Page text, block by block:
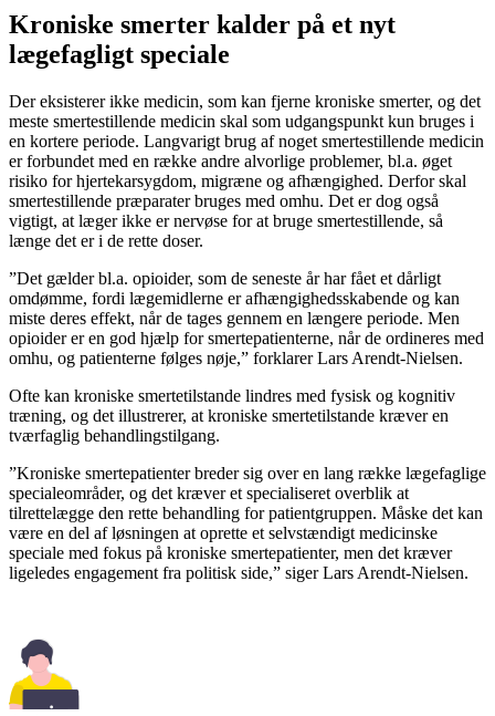
Kroniske smerter kalder på et nyt
lægefagligt speciale
Der eksisterer ikke medicin, som kan fjerne kroniske smerter, og det
meste smertestillende medicin skal som udgangspunkt kun bruges i
en kortere periode. Langvarigt brug af noget smertestillende medicin
er forbundet med en række andre alvorlige problemer, bl.a. øget
risiko for hjertekarsygdom, migræne og afhængighed. Derfor skal
smertestillende præparater bruges med omhu. Det er dog også
vigtigt, at læger ikke er nervøse for at bruge smertestillende, så
længe det er i de rette doser.
”Det gælder bl.a. opioider, som de seneste år har fået et dårligt
omdømme, fordi lægemidlerne er afhængighedsskabende og kan
miste deres effekt, når de tages gennem en længere periode. Men
opioider er en god hjælp for smertepatienterne, når de ordineres med
omhu, og patienterne følges nøje,” forklarer Lars Arendt-Nielsen.
Ofte kan kroniske smertetilstande lindres med fysisk og kognitiv
træning, og det illustrerer, at kroniske smertetilstande kræver en
tværfaglig behandlingstilgang.
”Kroniske smertepatienter breder sig over en lang række lægefaglige
specialeområder, og det kræver et specialiseret overblik at
tilrettelægge den rette behandling for patientgruppen. Måske det kan
være en del af løsningen at oprette et selvstændigt medicinske
speciale med fokus på kroniske smertepatienter, men det kræver
ligeledes engagement fra politisk side,” siger Lars Arendt-Nielsen.